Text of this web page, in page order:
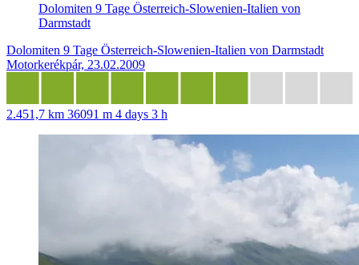
Dolomiten 9 Tage Österreich-Slowenien-Italien von
Darmstadt
Dolomiten 9 Tage Österreich-Slowenien-Italien von Darmstadt
Motorkerékpár, 23.02.2009
2.451,7 km 36091 m 4 days 3 h